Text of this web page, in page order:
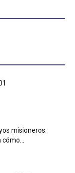
misioneros:
cómo...